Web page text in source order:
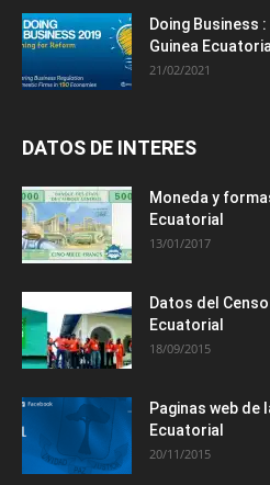
Doing Business
Guinea Ecuatorial
21/02/2021
DATOS DE INTERES
Moneda y
Ecuatorial
13/01/2017
Datos del
Ecuatorial
18/09/2015
Paginas web de
Ecuatorial
20/11/2015